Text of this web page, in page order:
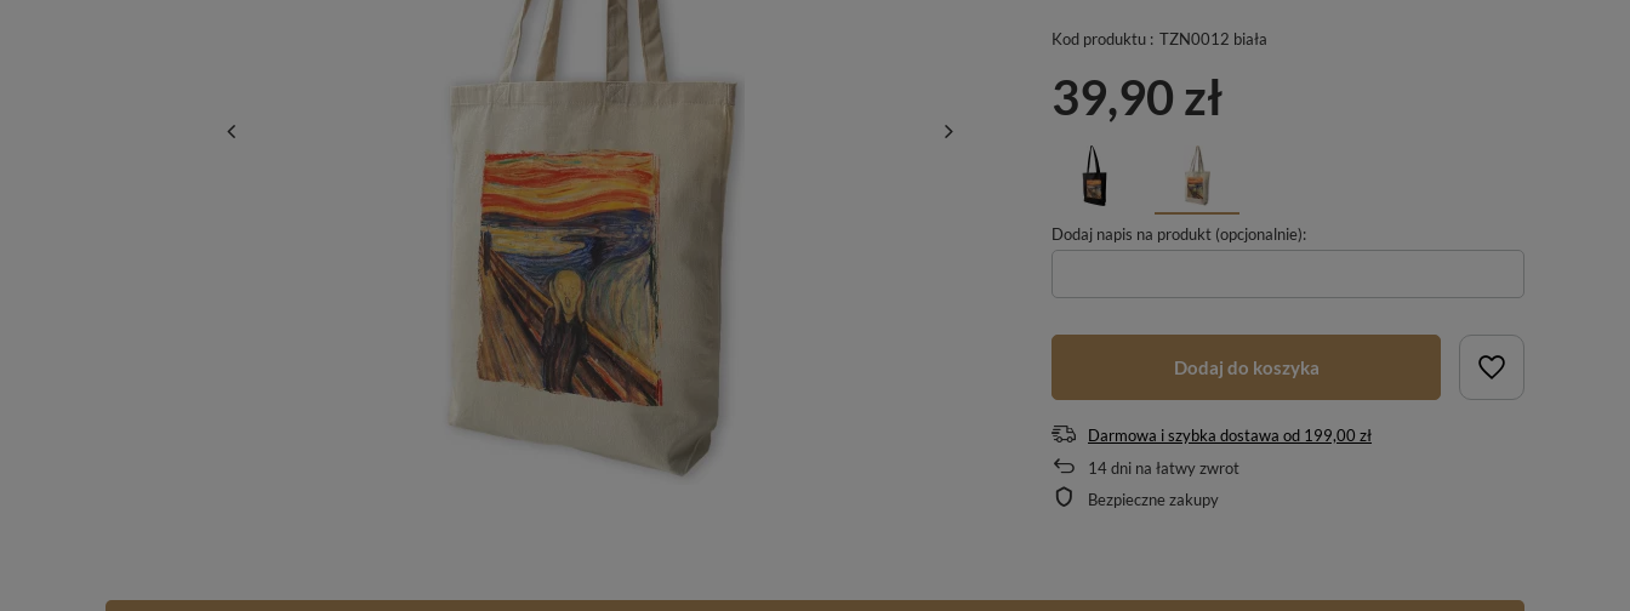
Kod produktu : TZN0012 biała
39,90 zł
Dodaj napis na produkt (opcjonalnie):
Dodaj do koszyka
Darmowa i szybka dostawa od 199,00 zł
14dni na łatwy zwrot
Bezpieczne zakupy